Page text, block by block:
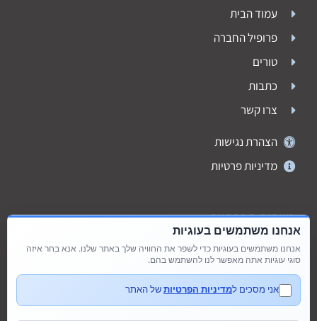
עמוד הבית
פרופיל החברה
טורים
כתבות
צרו קשר
הצהרת נגישות
מדיניות פרטיות
רשתות חברתיות
אנחנו משתמשים בעוגיות
אנחנו משתמשים בעוגיות כדי לשפר את החוויה שלך באתר שלנו. אנא בחר איזה
סוגי עוגיות אתה מאפשר לנו להשתמש בהם.
אני מסכים למדיניות הפרטיותשל האתר